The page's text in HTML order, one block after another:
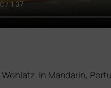
Wohlatz. In Mandarin,